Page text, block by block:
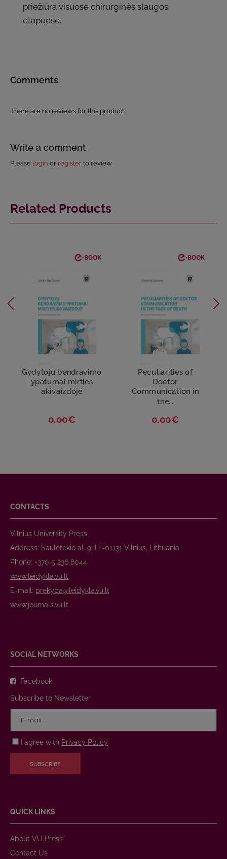
priežiūra visuose chirurginės slaugos
etapuose.
Comments
There are no reviews for this product.
Write a comment
Please login or register to review
Related Products
Gydytojų bendravimo
ypatumai mirties
akivaizdoje
0.00€
Peculiarities of
Doctor
Communication in
the...
0.00€
CONTACTS
Vilnius University Press
Address: Saulėtekio al. 9, LT-01131 Vilnius, Lithuania
Phone: +370 5 236 6044
www.leidykla.vu.lt
E-mail: prekyba@leidykla.vu.lt
www.journals.vu.lt
SOCIAL NETWORKS
Facebook
Subscribe to Newsletter
I agree with Privacy Policy
SUBSCRIBE
QUICK LINKS
About VU Press
Contact Us